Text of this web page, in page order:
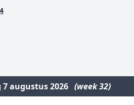
7 augustus 2026 (week 32)